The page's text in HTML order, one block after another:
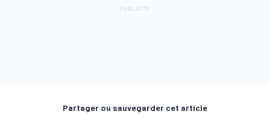
Partager ou sauvegarder cet article